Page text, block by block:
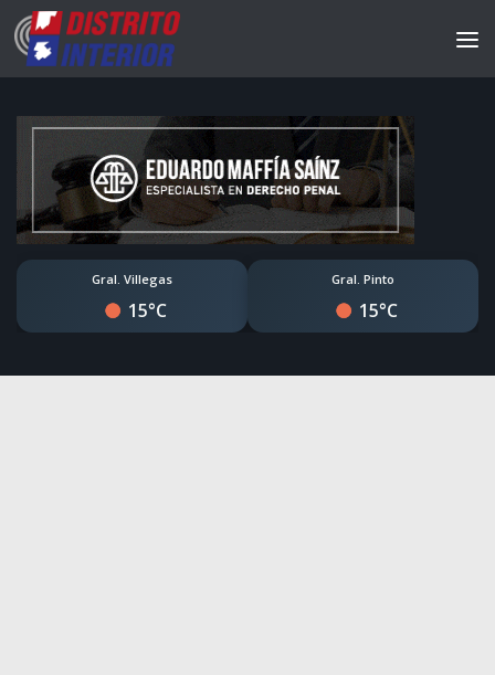
Gral. Villegas
15°C
Gral. Pinto
15°C